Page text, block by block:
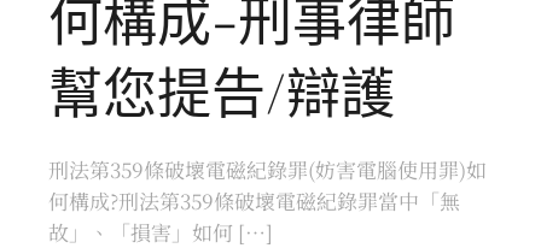
何構成-刑事律師
幫您提告/辯護
刑法第359條破壞電磁紀錄罪(妨害電腦使用罪)如
何構成?刑法第359條破壞電磁紀錄罪當中「無
故」、「損害」如何 […]